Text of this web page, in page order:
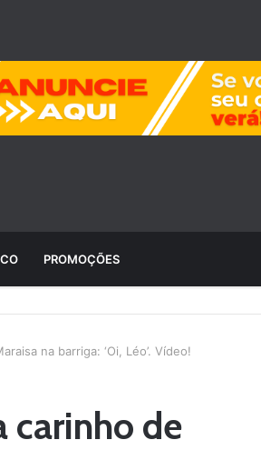
PROMOÇÕES
na barriga: ‘Oi, Léo’. Vídeo!
carinho de